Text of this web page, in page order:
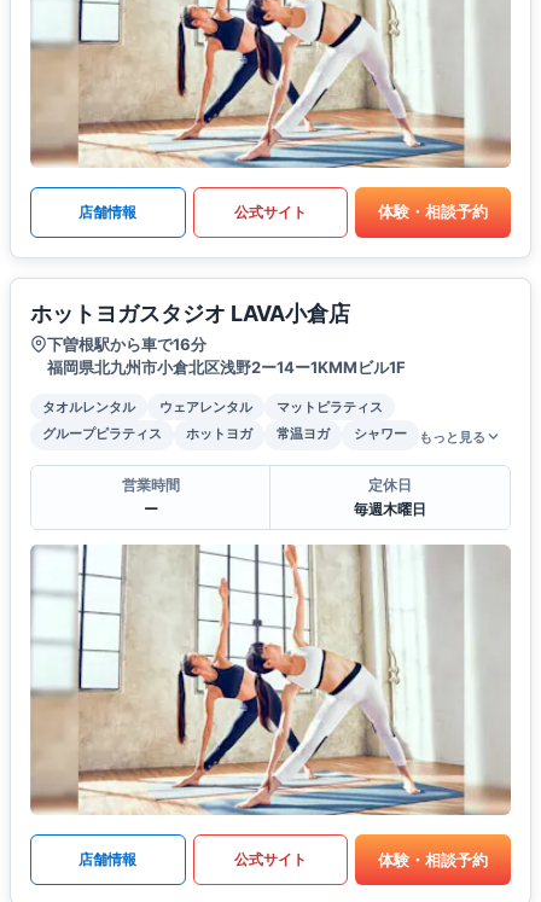
店舗情報 公式サイト 体験・相談予約
ホットヨガスタジオ LAVA小倉店
下曽根駅から車で16分
福岡県北九州市小倉北区浅野2ー14ー1KMMビル1F
タオルレンタル ウェアレンタル
マットピラティス
グループピラティス
ホットヨガ 常温ヨガ シャワー もっと見る
営業時間
ー
定休日
毎週木曜日
店舗情報 公式サイト 体験・相談予約